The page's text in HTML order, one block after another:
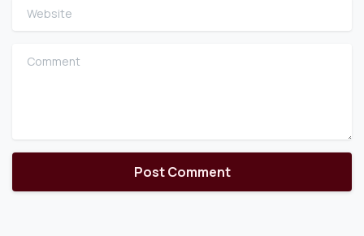
Website
Comment